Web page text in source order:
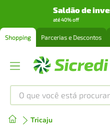
Saldão de
até 40% off
Shopping Parcerias e Descontos
O que você está
Tricaju
Produtos mais buscados